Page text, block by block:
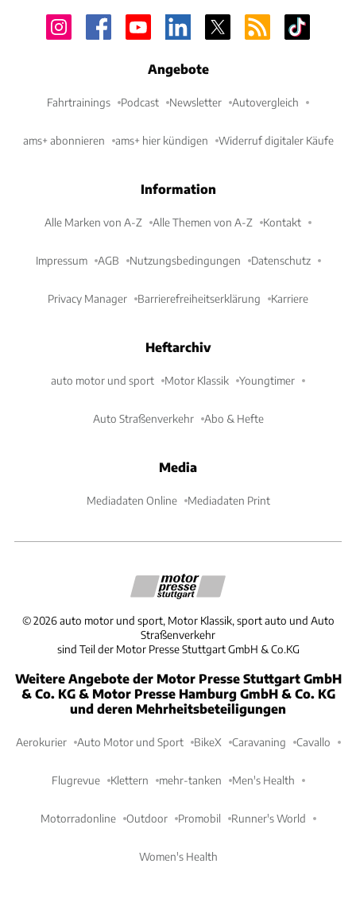
Angebote
Fahrtrainings Podcast Newsletter Autovergleich
ams+ abonnieren ams+ hier kündigen Widerruf digitaler Käufe
Information
Alle Marken von A-Z Alle Themen von A-Z Kontakt
Impressum AGB Nutzungsbedingungen Datenschutz
Privacy Manager Barrierefreiheitserklärung Karriere
Heftarchiv
auto motor und sport Motor Klassik Youngtimer
Auto Straßenverkehr Abo & Hefte
Media
Mediadaten Online Mediadaten Print
©2026 auto motor und sport, Motor Klassik, sport auto und Auto
Straßenverkehr
sind Teil der Motor Presse Stuttgart GmbH & Co.KG
Weitere Angebote der Motor Presse Stuttgart GmbH
& Co. KG & Motor Presse Hamburg GmbH & Co. KG
und deren Mehrheitsbeteiligungen
Aerokurier Auto Motor und Sport BikeX Caravaning Cavallo
Flugrevue Klettern mehr-tanken Men's Health
Motorradonline Outdoor Promobil Runner's World
Women's Health